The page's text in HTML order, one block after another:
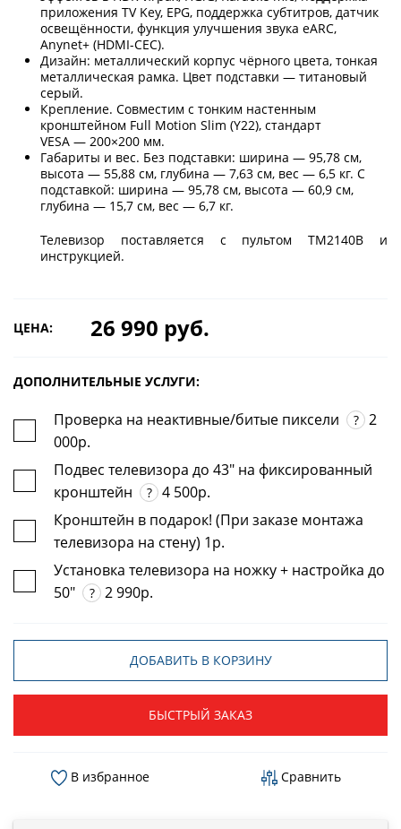
приложения TV Key, EPG, поддержка субтитров, датчик
освещённости, функция улучшения звука eARC,
Anynet+ (HDMI-CEC).
Дизайн: металлический корпус чёрного цвета, тонкая
металлическая рамка. Цвет подставки — титановый
серый.
Крепление. Совместим с тонким настенным
кронштейном Full Motion Slim (Y22), стандарт
VESA — 200×200 мм.
Габариты и вес. Без подставки: ширина — 95,78 см,
высота — 55,88 см, глубина — 7,63 см, вес — 6,5 кг. С
подставкой: ширина — 95,78 см, высота — 60,9 см,
глубина — 15,7 см, вес — 6,7 кг.
Телевизор поставляется с пультом TM2140B и
инструкцией.
ЦЕНА: 26 990 руб.
ДОПОЛНИТЕЛЬНЫЕ УСЛУГИ:
Проверка на неактивные/битые пиксели ?
2
000р.
Подвес телевизора до 43" на фиксированный
кронштейн
?
4 500р.
Кронштейн в подарок! (При заказе монтажа
телевизора на стену) 1р.
Установка телевизора на ножку + настройка до
50"
? 2 990р.
ДОБАВИТЬ В КОРЗИНУ
БЫСТРЫЙ ЗАКАЗ
В избранное Сравнить